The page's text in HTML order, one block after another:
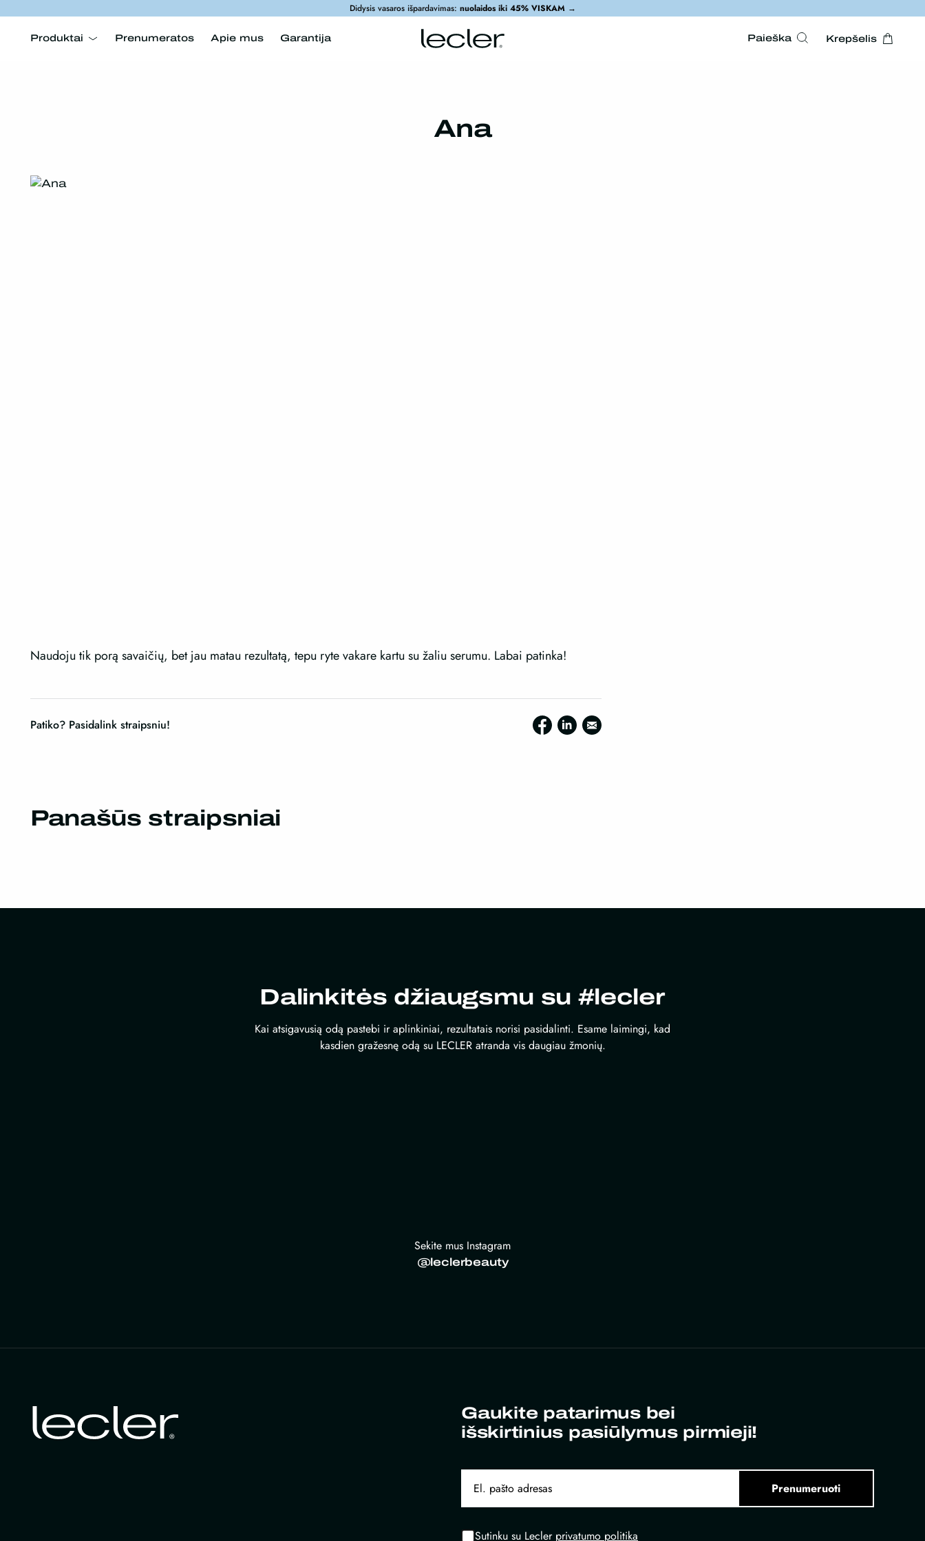
Didysis vasaros išpardavimas: nuolaidos iki 45% VISKAM→
Produktai Prenumeratos Apie mus Garantija Paieška Krepšelis
Ana
Naudoju tik porą savaičių, bet jau matau rezultatą, tepu ryte vakare kartu su žaliu serumu. Labai patinka!
Patiko? Pasidalink straipsniu!
Panašūs straipsniai
Dalinkitės džiaugsmu su #lecler
Kai atsigavusią odą pastebi ir aplinkiniai, rezultatais norisi pasidalinti. Esame laimingi, kad
kasdien gražesnę odą su LECLER atranda vis daugiau žmonių.
Sekite mus Instagram
@leclerbeauty
Gaukite patarimus bei
išskirtinius pasiūlymus pirmieji!
Prenumeruoti
Sutinku su Lecler privatumo politika